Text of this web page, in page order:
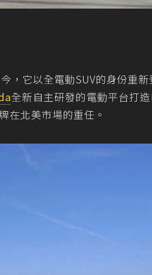
，它以全電動SUV的身份重
全新自主研發的電動平台打造
在北美市場的重任。